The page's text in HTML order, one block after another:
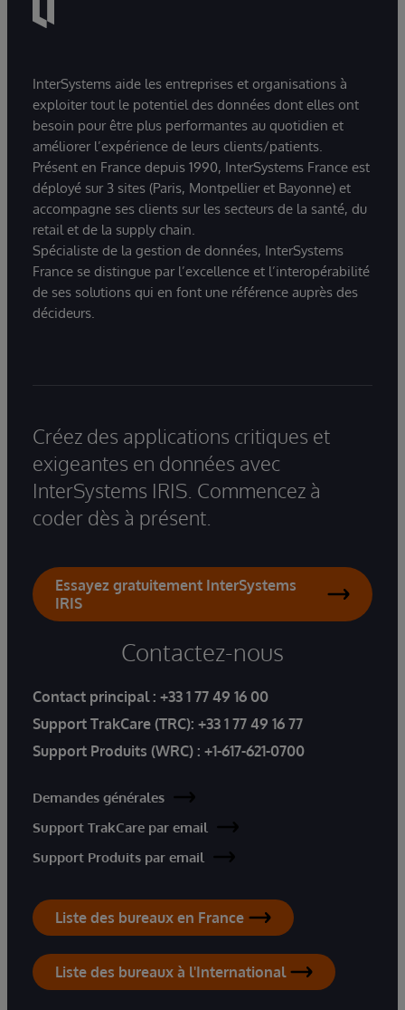
InterSystems aide les entreprises et organisations à
exploiter tout le potentiel des données dont elles ont
besoin pour être plus performantes au quotidien et
améliorer l’expérience de leurs clients/patients.
Présent en France depuis 1990, InterSystems France est
déployé sur 3 sites (Paris, Montpellier et Bayonne) et
accompagne ses clients sur les secteurs de la santé, du
retail et de la supply chain.
Spécialiste de la gestion de données, InterSystems
France se distingue par l’excellence et l’interopérabilité
de ses solutions qui en font une référence auprès des
décideurs.
Créez des applications critiques et
exigeantes en données avec
InterSystems IRIS. Commencez à
coder dès à présent.
Essayez gratuitement InterSystems
IRIS
Contactez-nous
Contact principal : +33 1 77 49 16 00
Support TrakCare (TRC): +33 1 77 49 16 77
Support Produits (WRC) : +1-617-621-0700
Demandes générales
Support TrakCare par email
Support Produits par email
Liste des bureaux en France
Liste des bureaux à l'International